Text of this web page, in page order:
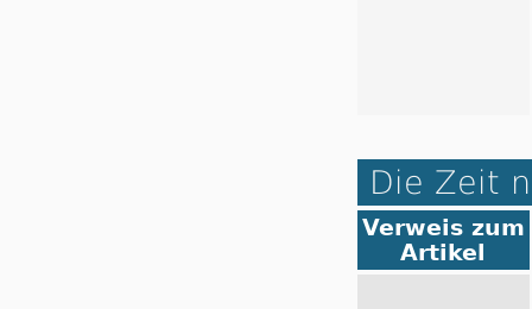
Die Zeit
Verweis zum
Artikel